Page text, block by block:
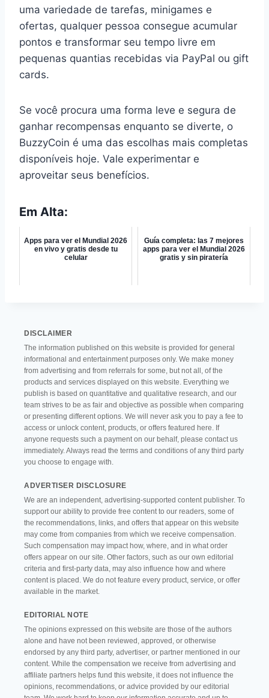
uma variedade de tarefas, minigames e
ofertas, qualquer pessoa consegue acumular
pontos e transformar seu tempo livre em
pequenas quantias recebidas via PayPal ou gift
cards.
Se você procura uma forma leve e segura de
ganhar recompensas enquanto se diverte, o
BuzzyCoin é uma das escolhas mais completas
disponíveis hoje. Vale experimentar e
aproveitar seus benefícios.
Em Alta:
Apps para ver el Mundial 2026
en vivo y gratis desde tu
celular
Guía completa: las 7 mejores
apps para ver el Mundial 2026
gratis y sin piratería
DISCLAIMER
The information published on this website is provided for general
informational and entertainment purposes only. We make money
from advertising and from referrals for some, but not all, of the
products and services displayed on this website. Everything we
publish is based on quantitative and qualitative research, and our
team strives to be as fair and objective as possible when comparing
or presenting different options. We will never ask you to pay a fee to
access or unlock content, products, or offers featured here. If
anyone requests such a payment on our behalf, please contact us
immediately. Always read the terms and conditions of any third party
you choose to engage with.
ADVERTISER DISCLOSURE
We are an independent, advertising-supported content publisher. To
support our ability to provide free content to our readers, some of
the recommendations, links, and offers that appear on this website
may come from companies from which we receive compensation.
Such compensation may impact how, where, and in what order
offers appear on our site. Other factors, such as our own editorial
criteria and first-party data, may also influence how and where
content is placed. We do not feature every product, service, or offer
available in the market.
EDITORIAL NOTE
The opinions expressed on this website are those of the authors
alone and have not been reviewed, approved, or otherwise
endorsed by any third party, advertiser, or partner mentioned in our
content. While the compensation we receive from advertising and
affiliate partners helps fund this website, it does not influence the
opinions, recommendations, or advice provided by our editorial